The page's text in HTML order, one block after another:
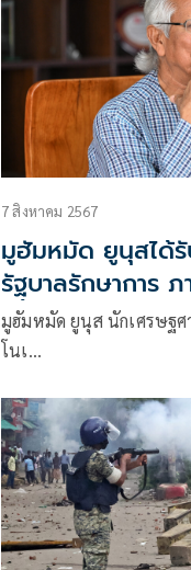
7 สิงหาคม 2567
มูฮัมหมัด ยูนุสได้รั
รัฐบาลรักษาการ
ครั้งใหญ่ในบังกลา
มูฮัมหมัด ยูนุส นักเศรษฐศ
โนเ…